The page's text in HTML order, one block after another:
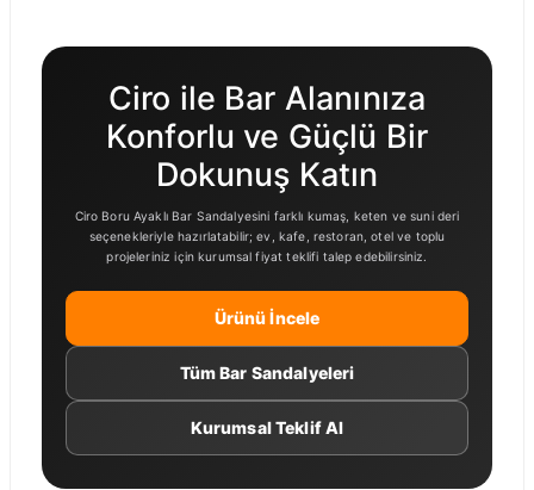
Ciro ile Bar Alanınıza
Konforlu ve Güçlü Bir
Dokunuş Katın
Ciro Boru Ayaklı Bar Sandalyesini farklı kumaş, keten ve suni deri
seçenekleriyle hazırlatabilir; ev, kafe, restoran, otel ve toplu
projeleriniz için kurumsal fiyat teklifi talep edebilirsiniz.
Ürünü İncele
Tüm Bar Sandalyeleri
Kurumsal Teklif Al